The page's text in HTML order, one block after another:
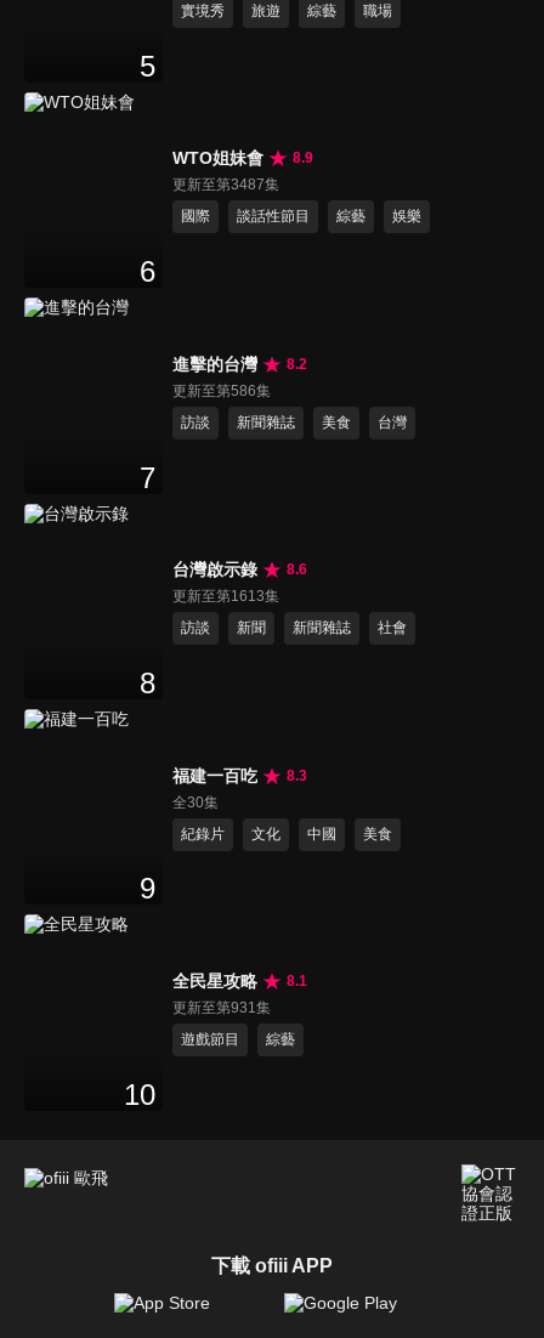
5
實境秀
旅遊 綜藝 職場
6
WTO姐妹會
8.9
更新至第3487集
國際
談話性節目 綜藝 娛樂
7
進擊的台灣
8.2
更新至第586集
訪談
新聞雜誌 美食 台灣
8
台灣啟示錄
8.6
更新至第1613集
訪談
新聞 新聞雜誌 社會
9
福建一百吃
8.3
全30集
紀錄片
文化 中國 美食
10
全民星攻略
8.1
更新至第931集
遊戲節目
綜藝
下載 ofiii APP